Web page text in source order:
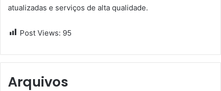
atualizadas e serviços de alta qualidade.
Post Views: 95
Arquivos